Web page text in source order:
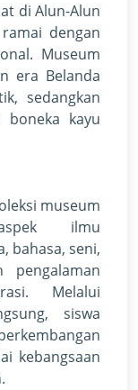
di Alun-Alun
dengan
Museum
era Belanda
sedangkan
boneka kayu
museum
ilmu
bahasa, seni,
Melalui
siswa
kebangsaan